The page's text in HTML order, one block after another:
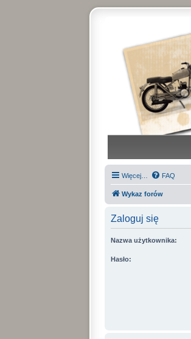
Więcej… FAQ
Wykaz forów
Zaloguj się
Nazwa użytkownika:
Hasło: